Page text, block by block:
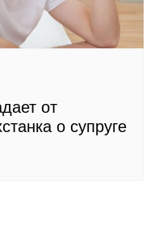
от
о супруге